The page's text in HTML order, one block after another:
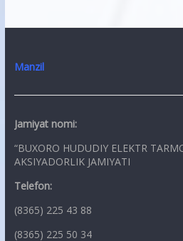
Manzil
Jamiyat nomi:
“BUXORO HUDUDIY ELEKTR
AKSIYADORLIK JAMIYATI
Telefon:
(8365) 225 43 88
(8365) 225 50 34